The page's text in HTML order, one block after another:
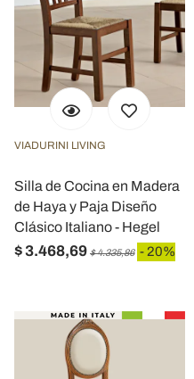
VIADURINI LIVING
Silla de Cocina en Madera
de Haya y Paja Diseño
Clásico Italiano - Hegel
$ 3.468,69 $ 4.335,86 - 20%